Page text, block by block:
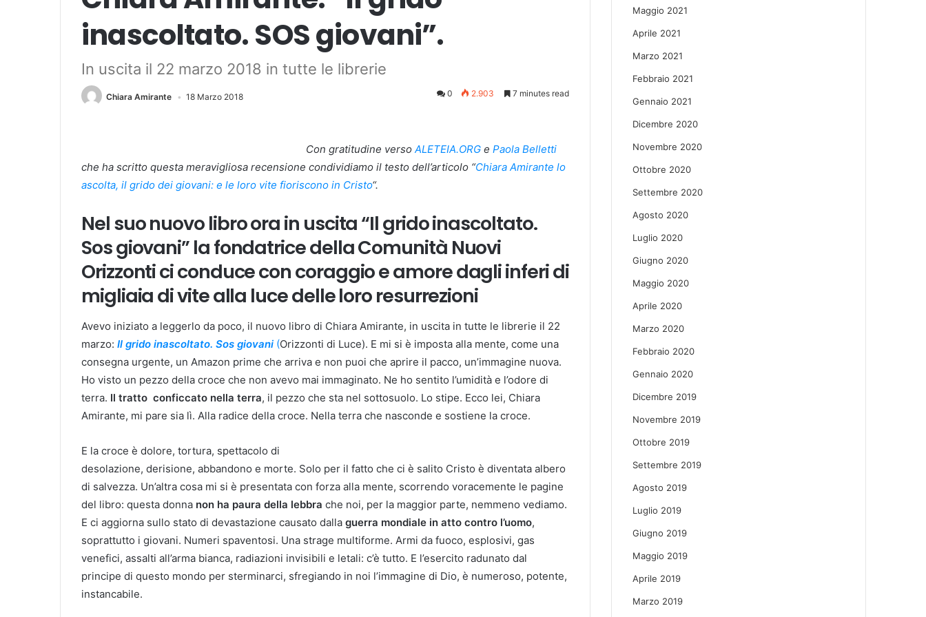
inascoltato. SOS giovani”.
In uscita il 22 marzo 2018 in tutte le librerie
Chiara Amirante 18 Marzo 2018 0 2.903 7 minutes read
Con gratitudine versoALETEIA.ORG ePaola Belletti
che ha scritto questa meravigliosa recensione condividiamo il testo dell’articolo “Chiara Amirante lo
ascolta, il grido dei giovani: e le loro vite fioriscono in Cristo“.
Nel suo nuovo libro ora in uscita “Il grido inascoltato.
Sos giovani” la fondatrice della Comunità Nuovi
Orizzonti ci conduce con coraggio e amore dagli inferi di
migliaia di vite alla luce delle loro resurrezioni
Avevo iniziato a leggerlo da poco, il nuovo libro di Chiara Amirante, in uscita in tutte le librerie il 22
marzo: Il grido inascoltato. Sos giovani (Orizzonti di Luce). E mi si è imposta alla mente, come una
consegna urgente, un Amazon prime che arriva e non puoi che aprire il pacco, un’immagine nuova.
Ho visto un pezzo della croce che non avevo mai immaginato. Ne ho sentito l’umidità e l’odore di
terra. Il tratto conficcato nella terra, il pezzo che sta nel sottosuolo. Lo stipe. Ecco lei, Chiara
Amirante, mi pare sia lì. Alla radice della croce. Nella terra che nasconde e sostiene la croce.
E la croce è dolore, tortura, spettacolo di
desolazione, derisione, abbandono e morte. Solo per il fatto che ci è salito Cristo è diventata albero
di salvezza. Un’altra cosa mi si è presentata con forza alla mente, scorrendo voracemente le pagine
del libro: questa donna non ha paura della lebbra che noi, per la maggior parte, nemmeno vediamo.
E ci aggiorna sullo stato di devastazione causato dalla guerra mondiale in atto contro l’uomo,
soprattutto i giovani. Numeri spaventosi. Una strage multiforme. Armi da fuoco, esplosivi, gas
venefici, assalti all’arma bianca, radiazioni invisibili e letali: c’è tutto. E l’esercito radunato dal
principe di questo mondo per sterminarci, sfregiando in noi l’immagine di Dio, è numeroso, potente,
instancabile.
Maggio 2021
Aprile 2021
Marzo 2021
Febbraio 2021
Gennaio 2021
Dicembre 2020
Novembre 2020
Ottobre 2020
Settembre 2020
Agosto 2020
Luglio 2020
Giugno 2020
Maggio 2020
Aprile 2020
Marzo 2020
Febbraio 2020
Gennaio 2020
Dicembre 2019
Novembre 2019
Ottobre 2019
Settembre 2019
Agosto 2019
Luglio 2019
Giugno 2019
Maggio 2019
Aprile 2019
Marzo 2019